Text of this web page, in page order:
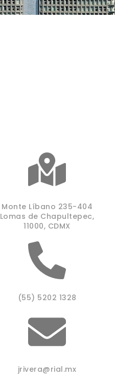
Monte Líbano 235-404
Lomas de Chapultepec,
11000, CDMX
(55) 5202 1328
jrivera@rial.mx